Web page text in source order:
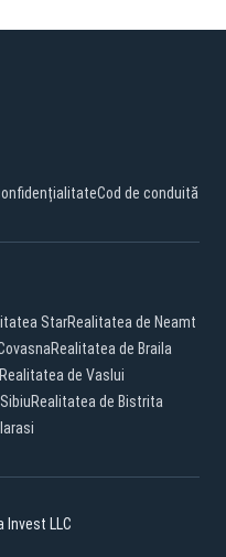
Cod de conduită
StarRealitatea de Neamt
Realitatea de Braila
Realitatea de Vaslui
Realitatea de Bistrita
Invest LLC